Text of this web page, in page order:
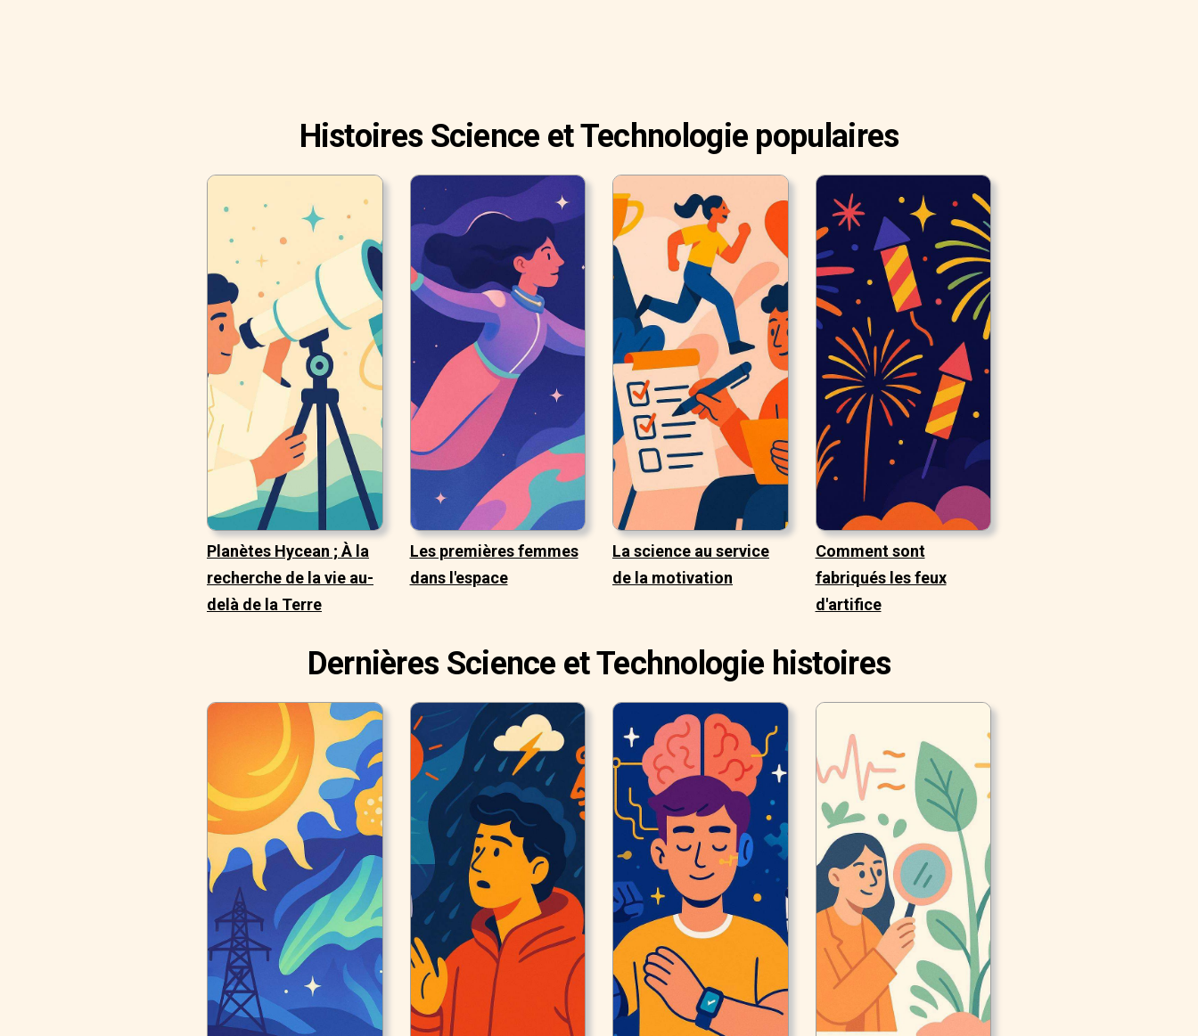
Histoires Science et Technologie populaires
Planètes Hycean ; À la
recherche de la vie au-
delà de la Terre
Les premières femmes
dans l'espace
La science au service
de la motivation
Comment sont
fabriqués les feux
d'artifice
Dernières Science et Technologie histoires